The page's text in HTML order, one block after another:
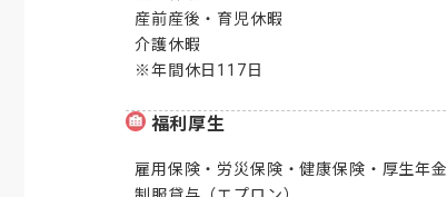
産前産後・育児休暇
介護休暇
※年間休日117日
福利厚生
雇用保険・労災保険・健康保険・厚生年金